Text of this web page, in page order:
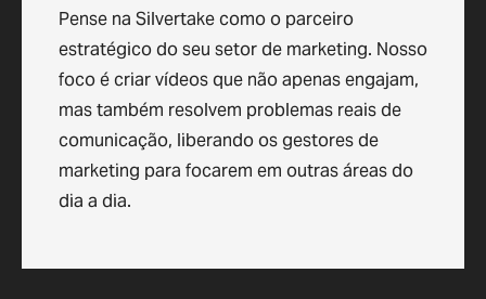
Pense na Silvertake como o parceiro
estratégico do seu setor de marketing. Nosso
foco é criar vídeos que não apenas engajam,
mas também resolvem problemas reais de
comunicação, liberando os gestores de
marketing para focarem em outras áreas do
dia a dia.